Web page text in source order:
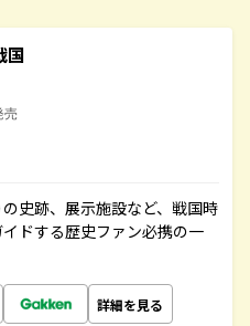
国
売
史跡、展示施設など、戦国時
ドする歴史ファン必携の一
詳細を見る